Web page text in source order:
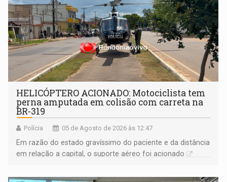
HELICÓPTERO ACIONADO: Motociclista tem
perna amputada em colisão com carreta na
BR-319
Polícia 05 de Agosto de 2026 às 12:47
Em razão do estado gravíssimo do paciente e da distância
em relação a capital, o suporte aéreo foi acionado